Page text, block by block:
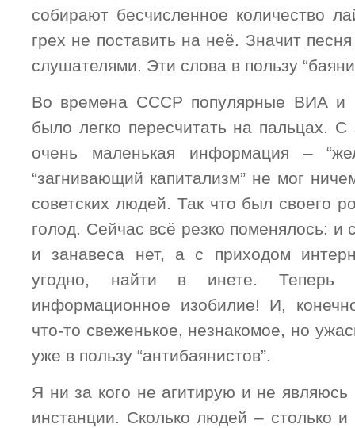
собирают бесчисленное количество
грех не поставить на неё. Значит
слушателями. Эти слова в пользу
Во времена СССР популярные ВИА и
было легко пересчитать на пальцах.
очень маленькая информация –
“загнивающий капитализм” не мог
советских людей. Так что был своего
голод. Сейчас всё резко поменялось: и
и занавеса нет, а с приходом
угодно, найти в инете. Теперь
информационное изобилие! И,
что-то свеженькое, незнакомое, но
уже в пользу “антибаянистов”.
Я ни за кого не агитирую и не являюсь
инстанции. Сколько людей – столько